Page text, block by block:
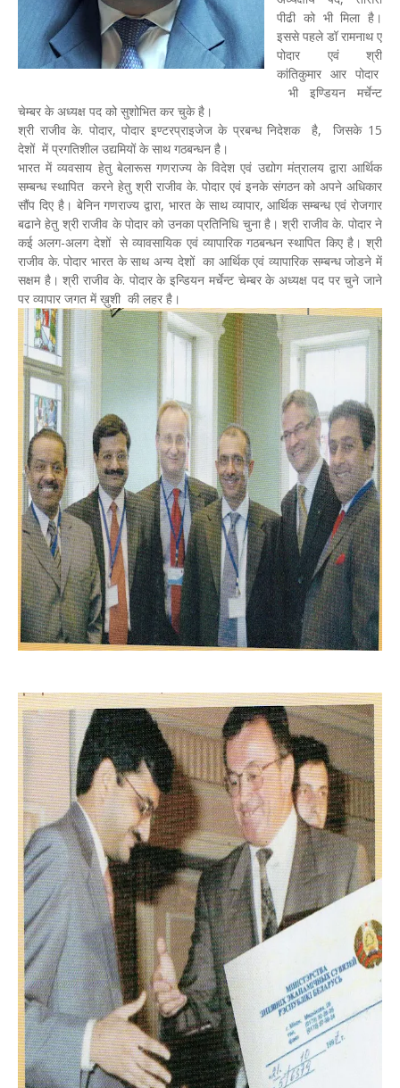
पीढी को भी मिला है।
इससे पहले डॉ रामनाथ ए
पोदार एवं श्री
कांतिकुमार आर पोदार
भी इण्डियन मर्चेन्ट
चेम्बर के अध्यक्ष पद को सुशोभित कर चुके है।
श्री राजीव के. पोदार, पोदार इण्टरप्राइजेज के प्रबन्ध निदेशक है, जिसके 15
देशों में प्रगतिशील उद्यमियों के साथ गठबन्धन है।
भारत में व्यवसाय हेतु बेलारूस गणराज्य के विदेश एवं उद्योग मंत्रालय द्वारा आर्थिक
सम्बन्ध स्थापित करने हेतु श्री राजीव के. पोदार एवं इनके संगठन को अपने अधिकार
सौंप दिए है। बेनिन गणराज्य द्वारा, भारत के साथ व्यापार, आर्थिक सम्बन्ध एवं रोजगार
बढाने हेतु श्री राजीव के पोदार को उनका प्रतिनिधि चुना है। श्री राजीव के. पोदार ने
कई अलग-अलग देशों से व्यावसायिक एवं व्यापारिक गठबन्धन स्थापित किए है। श्री
राजीव के. पोदार भारत के साथ अन्य देशों का आर्थिक एवं व्यापारिक सम्बन्ध जोडने में
सक्षम है। श्री राजीव के. पोदार के इन्डियन मर्चेन्ट चेम्बर के अध्यक्ष पद पर चुने जाने
पर व्यापार जगत में ख़ुशी की लहर है।